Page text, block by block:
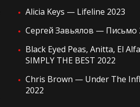
Alicia Keys — Lifeline 2023
Сергей Завьялов — Письмо
Black Eyed Peas, Anitta, El
SIMPLY THE BEST 2022
Chris Brown — Under The
2022